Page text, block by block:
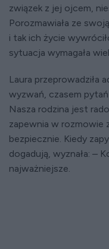
związek z jej ojcem,
Porozmawiała ze
i tak ich życie
sytuacja wymagała
Laura przeprowadziła
wyzwań, czasem
Nasza rodzina jest
zapewnia w rozmowie
bezpiecznie. Kiedy
dogadują, wyznała: –
najważniejsze.